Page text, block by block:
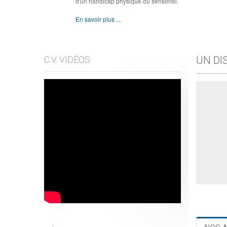
En savoir plus ...
C.V. VIDÉOS UN